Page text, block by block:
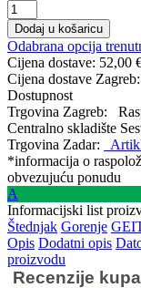
Dodaj u košaricu
Odabrana opcija
Cijena dostave: 52,00
Cijena dostave Zagreb:
Dostupnost
Trgovina Zagreb:
Centralno skladište
Trgovina Zadar:
*informacija o
obvezujuću ponudu
A
Informacijski list
Štednjak Gorenje
Opis Dodatni opis
proizvodu
Recenzije